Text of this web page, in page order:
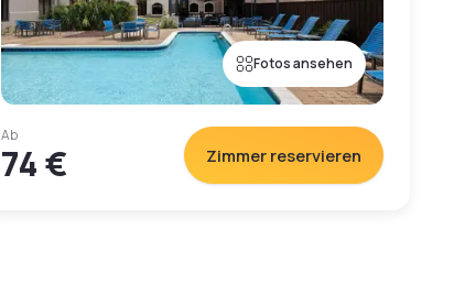
Fotos ansehen
Ab
74 € Zimmer reservieren